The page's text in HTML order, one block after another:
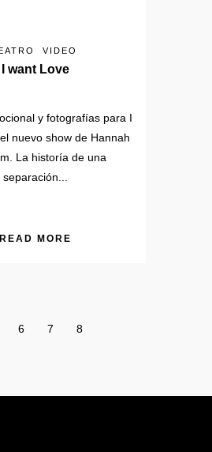
VIDEO
I want Love
y fotografías para I
nuevo show de Hannah
La historía de una
separación...
READ MORE
6 7 8